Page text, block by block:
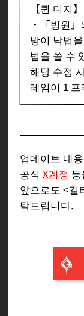
【퀸 디지】
・「빙원
방이 낙법
법을 쓸 수
해당 수정
레임이 1
업데이트 내
공식 X계정
앞으로도 <길
탁드립니다.